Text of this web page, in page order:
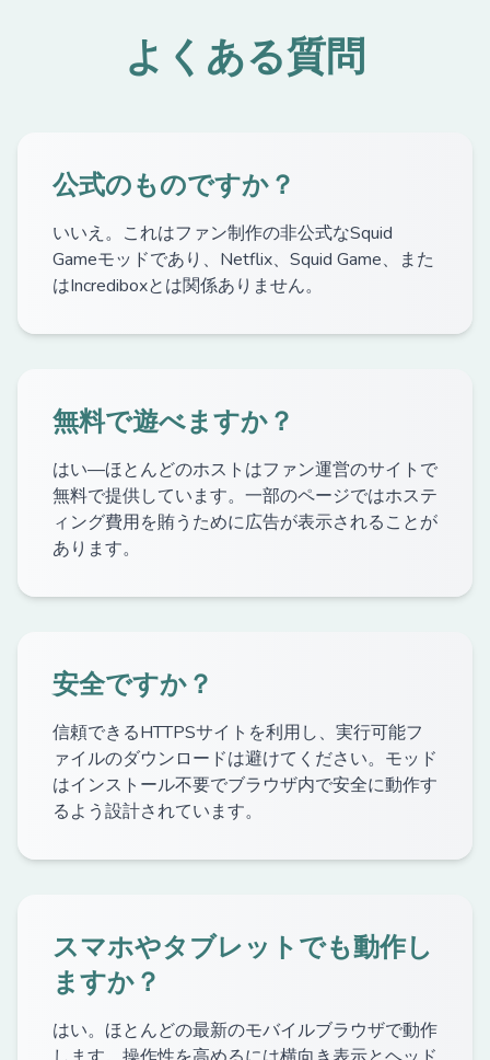
よくある質問
公式のものですか？
いいえ。これはファン制作の非公式なSquid
Gameモッドであり、Netflix、Squid Game、また
はIncrediboxとは関係ありません。
無料で遊べますか？
はい—ほとんどのホストはファン運営のサイトで
無料で提供しています。一部のページではホステ
ィング費用を賄うために広告が表示されることが
あります。
安全ですか？
信頼できるHTTPSサイトを利用し、実行可能フ
ァイルのダウンロードは避けてください。モッド
はインストール不要でブラウザ内で安全に動作す
るよう設計されています。
スマホやタブレットでも動作し
ますか？
はい。ほとんどの最新のモバイルブラウザで動作